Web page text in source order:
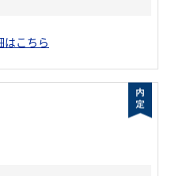
はこちら